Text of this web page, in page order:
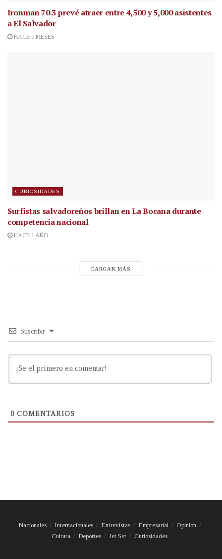
Ironman 70.3 prevé atraer entre 4,500 y 5,000 asistentes
a El Salvador
HACE 9 MESES
CURIOSIDADES
Surfistas salvadoreños brillan en La Bocana durante
competencia nacional
HACE 1 AÑO
CARGAR MÁS
Suscribir
0 COMENTARIOS
Nacionales Internacionales Entrevistas Empresarial
Opinión
Cultura
Deportes Jet Set Curiosidades